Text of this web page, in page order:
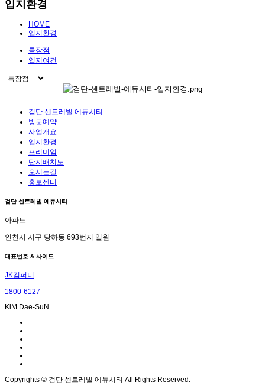
입지환경
HOME
입지환경
특장점
입지여건
검단 센트레빌 에듀시티
방문예약
사업개요
입지환경
프리미엄
단지배치도
오시는길
홍보센터
검단 센트레빌 에듀시티
아파트
인천시 서구 당하동 693번지 일원
대표번호 & 사이드
JK컴퍼니
1800-6127
KiM Dae-SuN
Copyrights © 검단 센트레빌 에듀시티 All Rights Reserved.